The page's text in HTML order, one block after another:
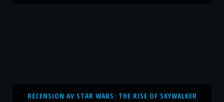
RECENSION AV STAR WARS: THE RISE OF SKYWALKER